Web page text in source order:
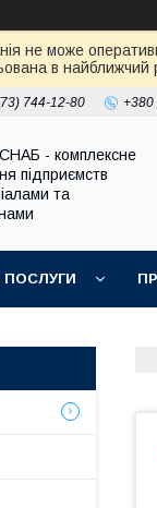
не може
в
744-12-80 +380
- комплексне
підприємств
та
ПОСЛУГИ